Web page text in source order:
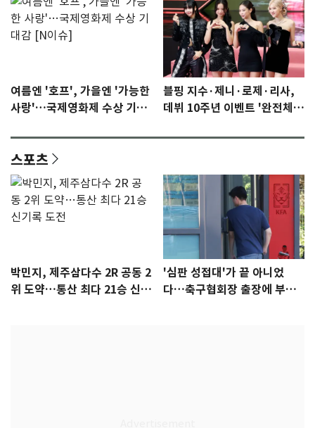
여름엔 '호프', 가을엔 '가능한
사랑'…국제영화제 수상 기대
블핑 지수·제니·로제·리사,
데뷔 10주년 이벤트 '완전체'
스포츠
박민지, 제주삼다수 2R 공동 2
위 도약…통산 최다 21승 신기
'심판 성접대'가 끝 아니었
다…축구협회장 출장에 부인